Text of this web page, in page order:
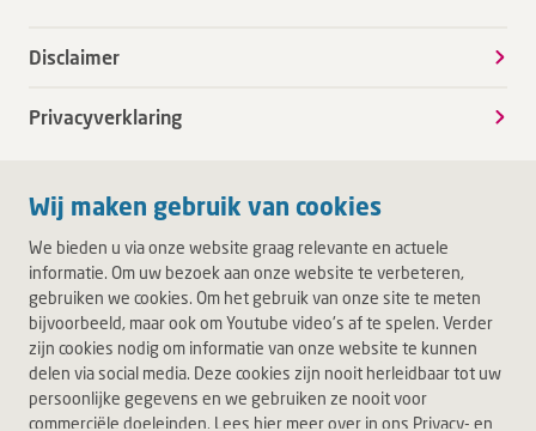
Wij maken gebruik van cookies
We bieden u via onze website graag relevante en actuele
informatie. Om uw bezoek aan onze website te verbeteren,
gebruiken we cookies. Om het gebruik van onze site te meten
bijvoorbeeld, maar ook om Youtube video's af te spelen. Verder
zijn cookies nodig om informatie van onze website te kunnen
delen via social media. Deze cookies zijn nooit herleidbaar tot uw
persoonlijke gegevens en we gebruiken ze nooit voor
commerciële doeleinden. Lees hier meer over in ons Privacy- en
Disclaimer
Privacyverklaring